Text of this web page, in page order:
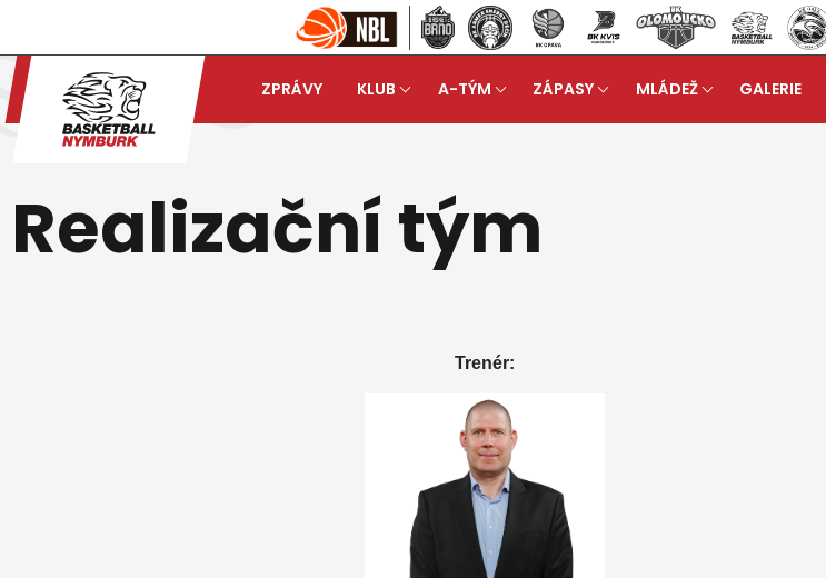
ZPRÁVY KLUB A-TÝM ZÁPASY MLÁDEŽ GALERIE
Realizační tým
Trenér: